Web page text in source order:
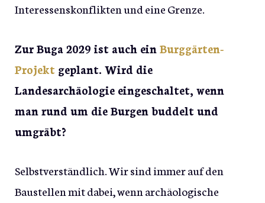
Interessenskonflikten und eine Grenze.
Zur Buga 2029 ist auch einBurggärten-
Projekt geplant. Wird die
Landesarchäologie eingeschaltet, wenn
man rund um die Burgen buddelt und
umgräbt?
Selbstverständlich. Wir sind immer auf den
Baustellen mit dabei, wenn archäologische